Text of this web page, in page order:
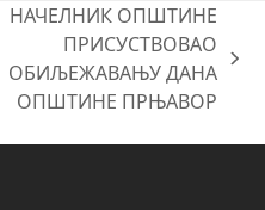
next
post:
НАЧЕЛНИК ОПШТИНЕ
ПРИСУСТВОВАО
ОБИЉЕЖАВАЊУ ДАНА
ОПШТИНЕ ПРЊАВОР